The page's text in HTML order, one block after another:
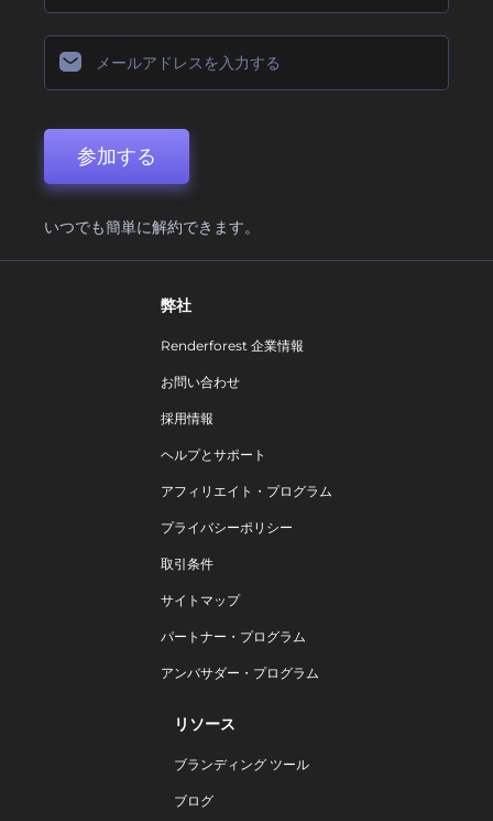
参加する
いつでも簡単に解約できます。
弊社
Renderforest 企業情報
お問い合わせ
採用情報
ヘルプとサポート
アフィリエイト・プログラム
プライバシーポリシー
取引条件
サイトマップ
パートナー・プログラム
アンバサダー・プログラム
リソース
ブランディング ツール
ブログ